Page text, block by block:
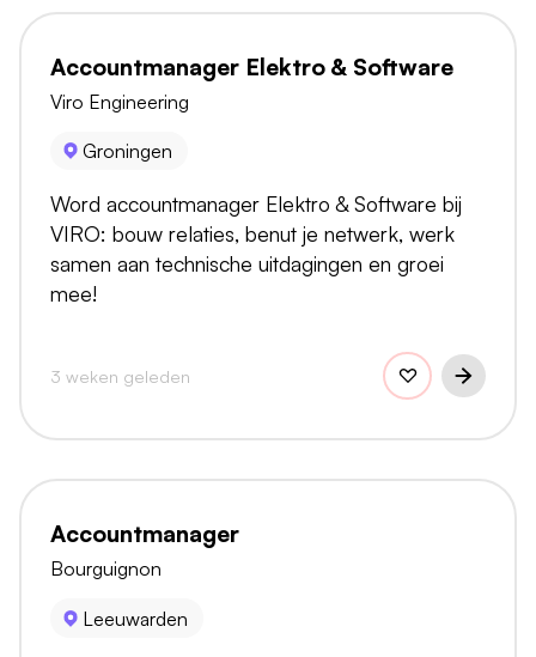
Accountmanager Elektro & Software
Viro Engineering
Groningen
Word accountmanager Elektro & Software bij
VIRO: bouw relaties, benut je netwerk, werk
samen aan technische uitdagingen en groei
mee!
3 weken geleden
Accountmanager
Bourguignon
Leeuwarden